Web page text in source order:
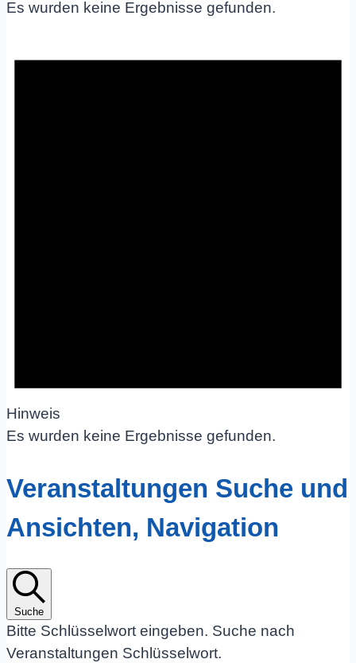
Es wurden keine Ergebnisse gefunden.
Hinweis
Es wurden keine Ergebnisse gefunden.
Veranstaltungen Suche und
Ansichten, Navigation
Suche
Bitte Schlüsselwort eingeben. Suche nach
Veranstaltungen Schlüsselwort.